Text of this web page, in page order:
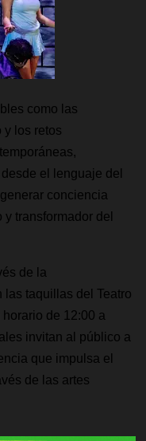
como las
y los retos
el lenguaje del
conciencia
transformador del
de la
las taquillas del Teatro
de 12:00 a
invitan al público a
que impulsa el
de las artes